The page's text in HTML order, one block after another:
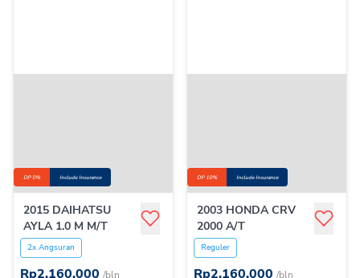
DP 0% Include Insurance
2015 DAIHATSU
AYLA 1.0 M M/T
2x Angsuran
Rp2.160.000 /bln
DP 10% Include Insurance
2003 HONDA CRV
2000 A/T
Reguler
Rp2.160.000 /bln